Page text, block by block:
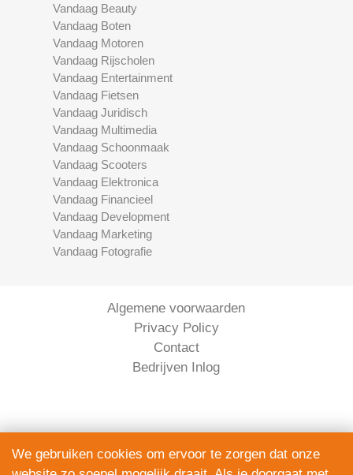
Vandaag Beauty
Vandaag Boten
Vandaag Motoren
Vandaag Rijscholen
Vandaag Entertainment
Vandaag Fietsen
Vandaag Juridisch
Vandaag Multimedia
Vandaag Schoonmaak
Vandaag Scooters
Vandaag Elektronica
Vandaag Financieel
Vandaag Development
Vandaag Marketing
Vandaag Fotografie
Algemene voorwaarden
Privacy Policy
Contact
Bedrijven Inlog
We gebruiken cookies om ervoor te zorgen dat onze